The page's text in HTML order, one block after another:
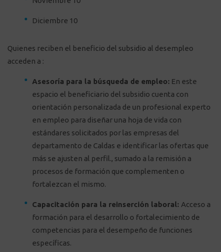
Diciembre 10
Quienes reciben el beneficio del subsidio al desempleo
acceden a :
Asesoría para la búsqueda de empleo: En este
espacio el beneficiario del subsidio cuenta con
orientación personalizada de un profesional experto
en empleo para diseñar una hoja de vida con
estándares solicitados por las empresas del
departamento de Caldas e identificar las ofertas que
más se ajusten al perfil., sumado a la remisión a
procesos de formación que complementen o
fortalezcan el mismo.
Capacitación para la reinserción laboral: Acceso a
formación para el desarrollo o fortalecimiento de
competencias para el desempeño de funciones
específicas.